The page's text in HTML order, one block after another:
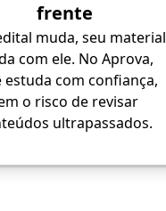
frente
muda, seu material
com ele. No Aprova,
estuda com confiança,
o risco de revisar
ultrapassados.